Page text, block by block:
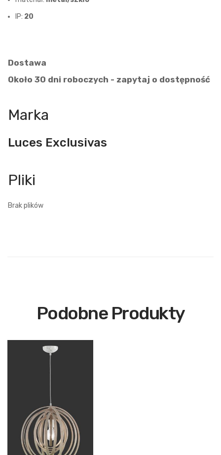
IP: 20
Dostawa
Około 30 dni roboczych - zapytaj o dostępność
Marka
Luces Exclusivas
Brak plików
Podobne Produkty